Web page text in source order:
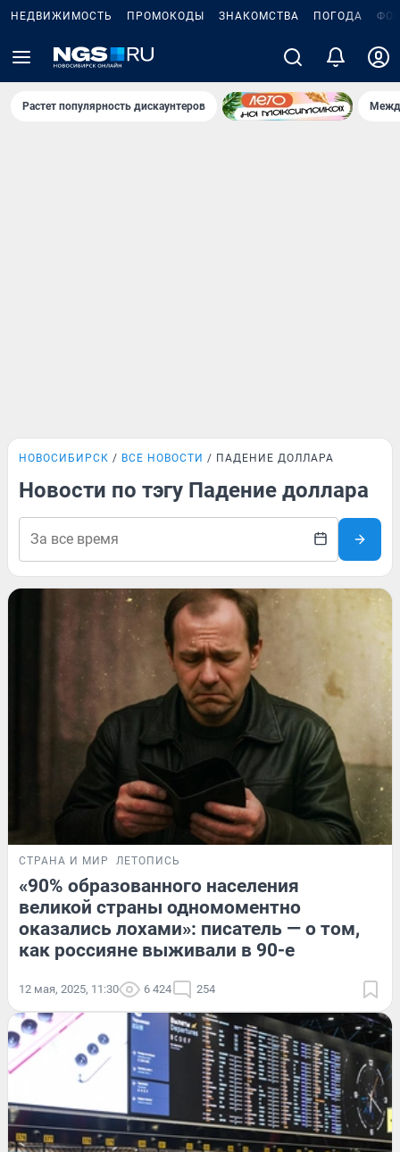
НЕДВИЖИМОСТЬ ПРОМОКОДЫ ЗНАКОМСТВА ПОГОДА
Растет популярность дискаунтеров
НОВОСИБИРСК ВСЕ НОВОСТИ ПАДЕНИЕ ДОЛЛАРА
Новости по тэгу Падение доллара
СТРАНА И МИР ЛЕТОПИСЬ
«90% образованного населения
великой страны одномоментно
оказались лохами»: писатель — о том,
как россияне выживали в 90-е
12 мая, 2025, 11:30 6 424 254